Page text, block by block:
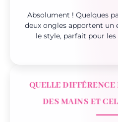
Absolument ! Quelques
deux ongles apportent un
le style, parfait pour les
QUELLE
DES MAINS ET